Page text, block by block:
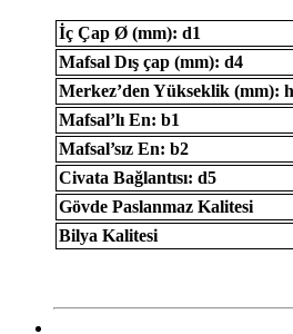
İç Çap Ø (mm): d1
Mafsal Dış çap (mm): d4
Merkez’den Yükseklik (mm): h
Mafsal’lı En: b1
Mafsal’sız En: b2
Civata Bağlantısı: d5
Gövde Paslanmaz Kalitesi
Bilya Kalitesi